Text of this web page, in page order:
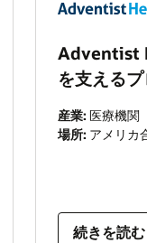
Adventist
を支える
産業: 医療機関
場所: アメリカ
続きを読む